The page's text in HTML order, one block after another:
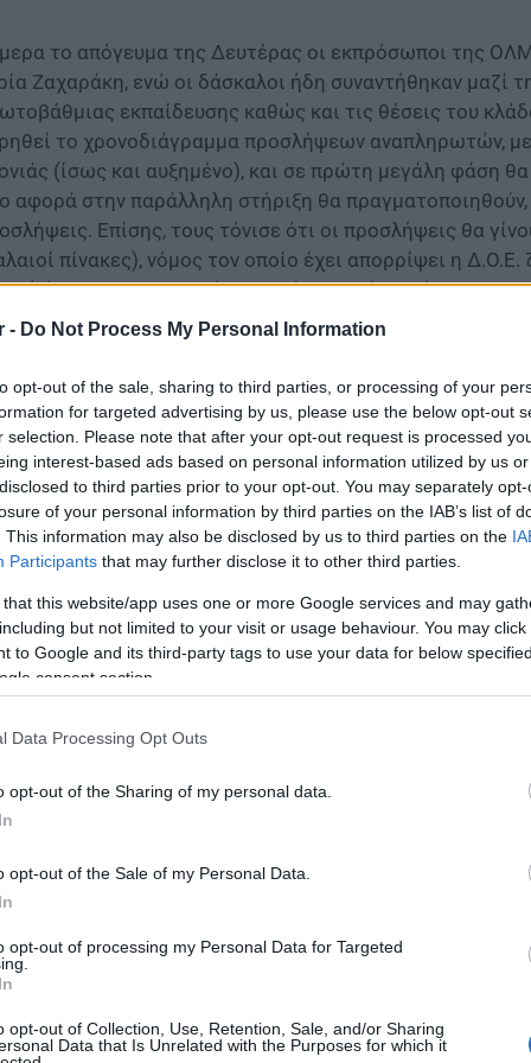
- Do Not Process My Personal Information
opt-out of the sale, sharing to third parties, or processing of your
for targeted advertising by us, please use the below opt-out
selection. Please note that after your opt-out request is processed
interest-based ads based on personal information utilized by us
to third parties prior to your opt-out. You may separately
of your personal information by third parties on the IAB’s list of
This information may also be disclosed by us to third parties on the
Participants that may further disclose it to other third parties.
that this website/app uses one or more Google services and may
but not limited to your visit or usage behaviour. You may
to Google and its third-party tags to use your data for below
consent section.
Data Processing Opt Outs
opt-out of the Sharing of my personal data.
opt-out of the Sale of my Personal Data.
opt-out of processing my Personal Data for Targeted
opt-out of Collection, Use, Retention, Sale, and/or Sharing
Data that Is Unrelated with the Purposes for which it
το απόγευμα της Δευτέρας οι εκπρόσωποι της
Ζαχαράκη, ενώ οι δάσκαλοι ήδη συναντήθηκαν μαζί
εκπαίδευσης καθώς και τις θέσεις του
το χρονοδιάγραμμα προσλήψεων αναπληρωτών,
(ίσως και αυξημένο), και σε πρώτη μεγάλη φάση
αφορά στην παράλληλη στήριξη θα
Επίσης, τους τόνισε ότι οι προσλήψεις θα
πίνακες), νόμος τον οποίο έχει απορρίψει η
άποψη το τι θα πρέπει να γίνει μετά τη σύνταξη
να συμβεί πριν από τον Νοέμβριο, σύμφωνα με
ανέφερε η υφυπουργός Σοφία Ζαχαράκη θα
ανάληψης υπηρεσίας από τους αναπληρωτές
τους αναπληρωτές, θα είναι μειωμένο κατά 50%, στις
οι εκπαιδευτικοί που θα προσληφθούν σε
προβλήματα την στέγη, λόγω έλλειψης σπιτιών,
των περιοχών όπου παρουσιάζονται
άστεγων εκπαιδευτικών.
Λήγει η προθεσμία δήλωσης περιοχών
Τέσσερις επισημάνσεις για τη δήλωση
θα εξεταστεί το ζήτημα της εξίσωσης των
και η αποκατάσταση του ζητήματος που
, που έκαναν χρήση των βραχυχρόνιων
αγωγή και εκπαίδευση, εξετάζεται, αν και
της Κ.Υ.Α. που αφορά τους Δήμους, που
προσχολικής αγωγής και εκπαίδευσης
πρόσφατα δεδομένα, ενώ από τις αρχές Οκτωβρίου, η
με τους δημάρχους των δήμων που
προσχολικής αγωγής και εκπαίδευσης,
της Δ.Ο.Ε.. Οι δάσκαλοι αναφέρθηκαν στην